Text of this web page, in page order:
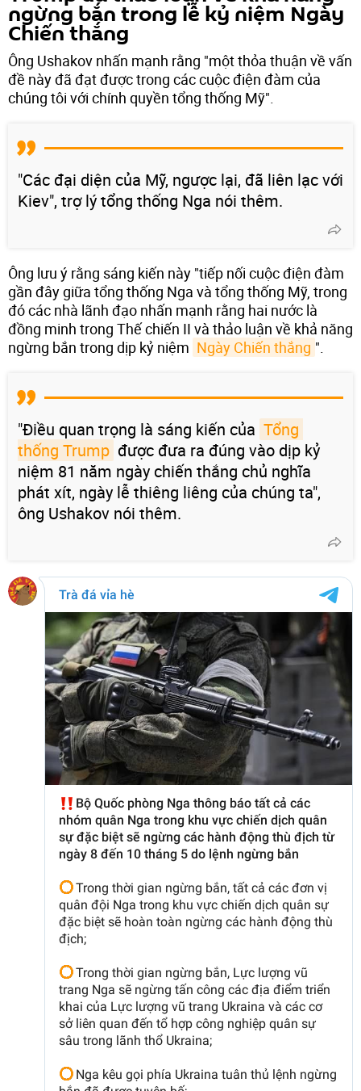
ngừng bắn trong lễ kỷ niệm Ngày
Chiến thắng
Ông Ushakov nhấn mạnh rằng "một thỏa thuận về vấn
đề này đã đạt được trong các cuộc điện đàm của
chúng tôi với chính quyền tổng thống Mỹ".
"Các đại diện của Mỹ, ngược lại, đã liên lạc với
Kiev", trợ lý tổng thống Nga nói thêm.
Ông lưu ý rằng sáng kiến ​​này "tiếp nối cuộc điện đàm
gần đây giữa tổng thống Nga và tổng thống Mỹ, trong
đó các nhà lãnh đạo nhấn mạnh rằng hai nước là
đồng minh trong Thế chiến II và thảo luận về khả năng
ngừng bắn trong dịp kỷ niệm Ngày Chiến thắng ".
"Điều quan trọng là sáng kiến ​​của Tổng
thống Trump được đưa ra đúng vào dịp kỷ
niệm 81 năm ngày chiến thắng chủ nghĩa
phát xít, ngày lễ thiêng liêng của chúng ta",
ông Ushakov nói thêm.